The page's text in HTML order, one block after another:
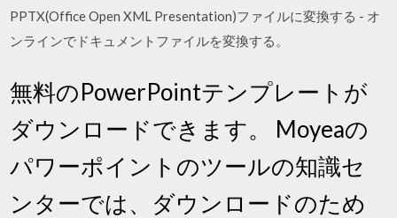
PPTX(Office Open XML Presentation)ファイルに変換する - オ
ンラインでドキュメントファイルを変換する。
無料のPowerPointテンプレートが
ダウンロードできます。 Moyeaの
パワーポイントのツールの知識セ
ンターでは、ダウンロードのため